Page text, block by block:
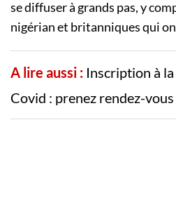
se diffuser à grands pas, y
nigérian et britanniques qui
A lire aussi : Inscription à
Covid : prenez rendez-